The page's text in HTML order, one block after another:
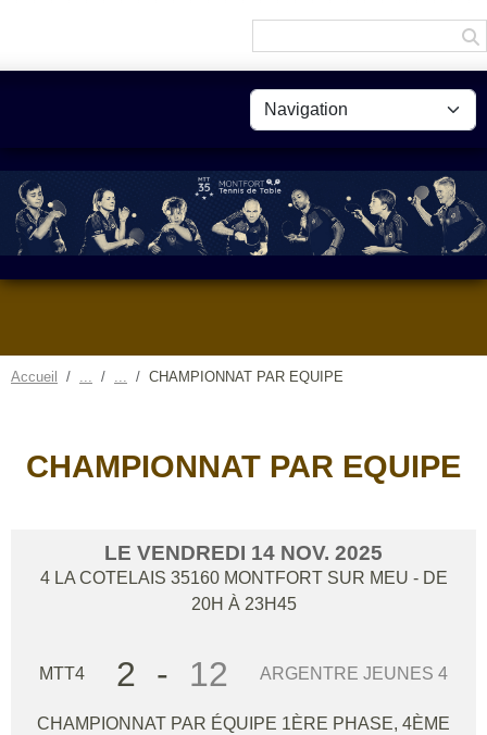
Accueil CHAMPIONNAT PAR EQUIPE
CHAMPIONNAT PAR EQUIPE
LE VENDREDI 14 NOV. 2025
4 LA COTELAIS 35160 MONTFORT SUR MEU - DE
20H À 23H45
MTT4 2 - 12 ARGENTRE JEUNES 4
CHAMPIONNAT PAR ÉQUIPE 1ÈRE PHASE, 4ÈME